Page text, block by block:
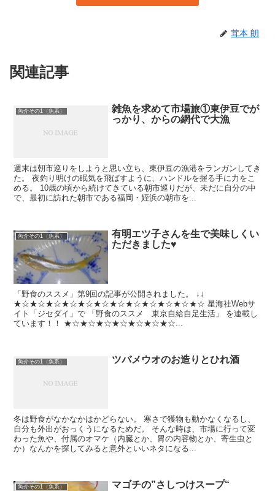
茸本 朗
関連記事
魚介その1（魚系）
雑魚を求めて市場旅①東伊豆でが
っかり、からの網代で大漁
週末は朝市巡りをしようと思い立ち、東伊豆の漁港をランガンしてき
た。 夜釣り明けの眠気を飛ばすように、ハンドルを握る手に力をこ
める。 10歳の頃から続けてきている朝市巡りだが、未だに自分の中
で、最初に訪れた朝市である福岡・姪浜の朝市を...
魚介その1（魚系）
有明エツ子さんを生で美味しくい
ただきました♥
「野食のススメ」第9回の記事が公開されました。 ↓↓
★☆★☆★☆★☆★☆★☆★☆★☆★☆★☆★☆★☆ 星海社Webサ
イト「ジセダイ」で 「野食のススメ 東京自給自足生活」 を連載し
ています！！ ★☆★☆★☆★☆★☆★☆★☆...
魚介その1（魚系） ツバメウオのお造りとひれ酒
冬は野食がなかなかはかどらない。 寒さで獲物も動かなくなるし、
自分も外出がおっくうになるためだ。 そんな時は、市場に行って変
わった魚や、付属のオマケ（内臓とか、胃の内容物とか、寄生虫と
か）なんかを探してみると意外といいネタになる...
魚介その1（魚系） マゴチの”さしつけスープ“